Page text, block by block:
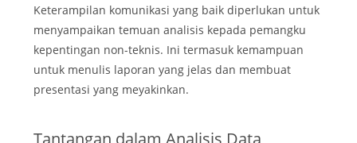
Keterampilan komunikasi yang baik diperlukan untuk
menyampaikan temuan analisis kepada pemangku
kepentingan non-teknis. Ini termasuk kemampuan
untuk menulis laporan yang jelas dan membuat
presentasi yang meyakinkan.
Tantangan dalam Analisis Data